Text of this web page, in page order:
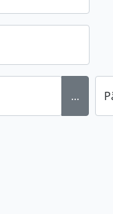
...